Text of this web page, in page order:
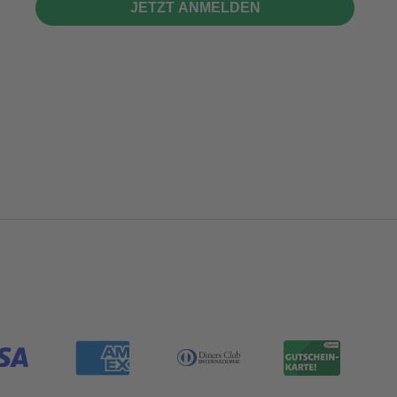
JETZT ANMELDEN